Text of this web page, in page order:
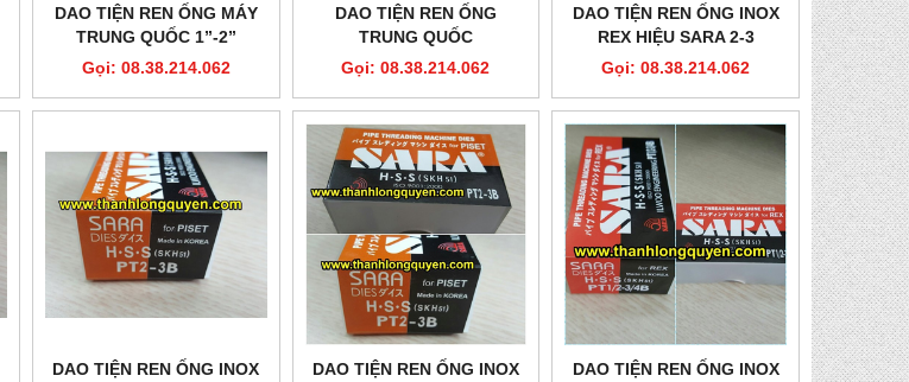
DAO TIỆN REN ỐNG MÁY
TRUNG QUỐC 1”-2”
Gọi: 08.38.214.062
DAO TIỆN REN ỐNG
TRUNG QUỐC
Gọi: 08.38.214.062
DAO TIỆN REN ỐNG INOX
REX HIỆU SARA 2-3
Gọi: 08.38.214.062
DAO TIỆN REN ỐNG INOX
DAO TIỆN REN ỐNG INOX
DAO TIỆN REN ỐNG INOX